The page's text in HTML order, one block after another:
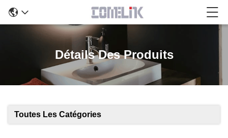
Détails Des Produits
Toutes Les Catégories